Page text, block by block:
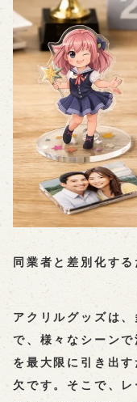
同業者と差別化す
アクリルグッズは
で、様々なシーン
を最大限に引き出す
欠です。そこで、